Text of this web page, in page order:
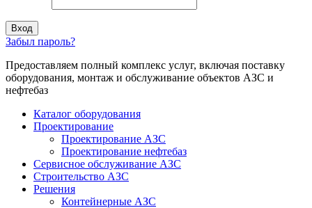
Вход
Забыл пароль?
Предоставляем полный комплекс услуг, включая поставку
оборудования, монтаж и обслуживание объектов АЗС и
нефтебаз
Каталог оборудования
Проектирование
Проектирование АЗС
Проектирование нефтебаз
Cервисное обслуживание АЗС
Строительство АЗС
Решения
Контейнерные АЗС